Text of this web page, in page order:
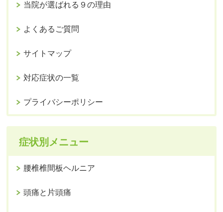
当院が選ばれる９の理由
よくあるご質問
サイトマップ
対応症状の一覧
プライバシーポリシー
症状別メニュー
腰椎椎間板ヘルニア
頭痛と片頭痛